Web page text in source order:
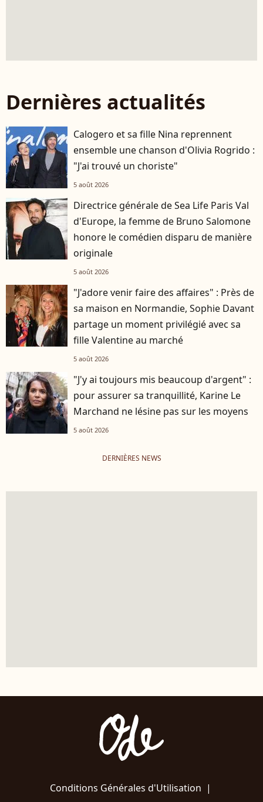
Dernières actualités
Calogero et sa fille Nina reprennent
ensemble une chanson d'Olivia Rogrido :
"J'ai trouvé un choriste"
5 août 2026
Directrice générale de Sea Life Paris Val
d'Europe, la femme de Bruno Salomone
honore le comédien disparu de manière
originale
5 août 2026
"J'adore venir faire des affaires" : Près de
sa maison en Normandie, Sophie Davant
partage un moment privilégié avec sa
fille Valentine au marché
5 août 2026
"J'y ai toujours mis beaucoup d'argent" :
pour assurer sa tranquillité, Karine Le
Marchand ne lésine pas sur les moyens
5 août 2026
DERNIÈRES NEWS
Conditions Générales d'Utilisation |